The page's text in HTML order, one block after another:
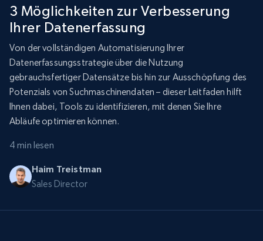
3 Möglichkeiten zur Verbesserung
Ihrer Datenerfassung
Von der vollständigen Automatisierung Ihrer
Datenerfassungsstrategie über die Nutzung
gebrauchsfertiger Datensätze bis hin zur Ausschöpfung des
Potenzials von Suchmaschinendaten – dieser Leitfaden hilft
Ihnen dabei, Tools zu identifizieren, mit denen Sie Ihre
Abläufe optimieren können.
4 min lesen
Haim Treistman
Sales Director